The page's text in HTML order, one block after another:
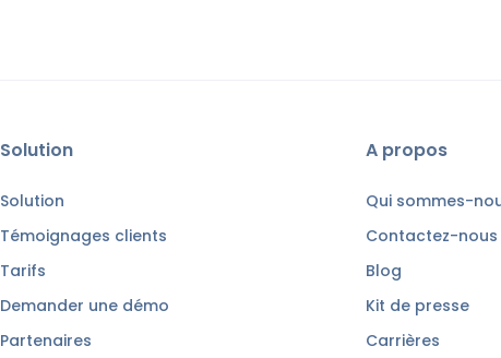
Solution
Solution
Témoignages clients
Tarifs
Demander une démo
Partenaires
A propos
Qui sommes-
Contactez-nous
Blog
Kit de presse
Carrières